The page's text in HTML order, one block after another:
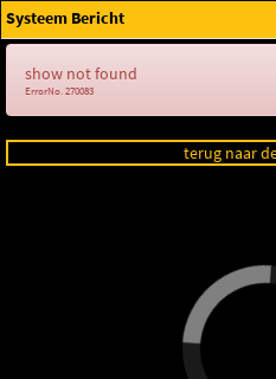
Systeem Bericht
show not found
ErrorNo. 270083
terug naar